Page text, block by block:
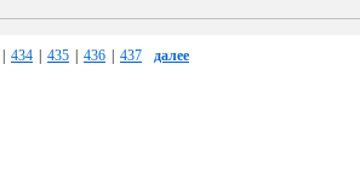
434 435 436 437 далее